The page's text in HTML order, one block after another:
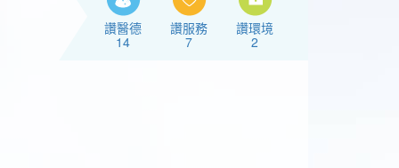
讚醫德
14
讚服務
7
讚環境
2